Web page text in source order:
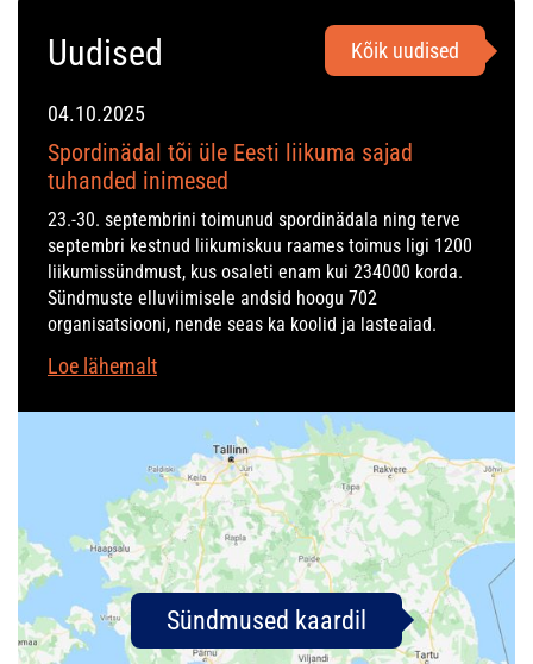
Uudised Kõik uudised
04.10.2025
Spordinädal tõi üle Eesti liikuma sajad
tuhanded inimesed
23.-30. septembrini toimunud spordinädala ning terve
septembri kestnud liikumiskuu raames toimus ligi 1200
liikumissündmust, kus osaleti enam kui 234000 korda.
Sündmuste elluviimisele andsid hoogu 702
organisatsiooni, nende seas ka koolid ja lasteaiad.
Loe lähemalt
Sündmused kaardil